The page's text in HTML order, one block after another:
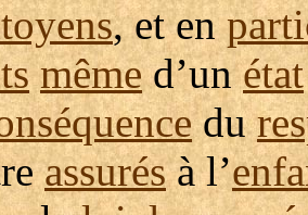
, et en
mêmed’unétat
du
assurésà l’